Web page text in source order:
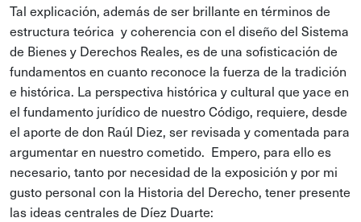
Tal explicación, además de ser brillante en términos de
estructura teórica y coherencia con el diseño del Sistema
de Bienes y Derechos Reales, es de una sofisticación de
fundamentos en cuanto reconoce la fuerza de la tradición
e histórica. La perspectiva histórica y cultural que yace en
el fundamento jurídico de nuestro Código, requiere, desde
el aporte de don Raúl Diez, ser revisada y comentada para
argumentar en nuestro cometido. Empero, para ello es
necesario, tanto por necesidad de la exposición y por mi
gusto personal con la Historia del Derecho, tener presente
las ideas centrales de Díez Duarte: